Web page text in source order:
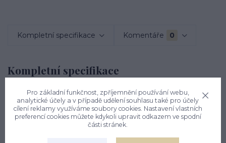
Kompletní specifikace Komentáře 0
Kompletní specifikace
Stříbrný přívěsek - kabelka. Materiál je stříbro 925/1000.
Rozměr přívěsku je 21 mm včetně očka na výšku a 15 mm
na šířku. Orientační váha přívěsku je 2,41 g.
Pro základní funkčnost, zpříjemnění používání webu,
analytické účely a v případě udělení souhlasu také pro účely
cílení reklamy využíváme soubory cookies. Nastavení vlastních
preferencí cookies můžete kdykoli upravit odkazem ve spodní
části stránek.